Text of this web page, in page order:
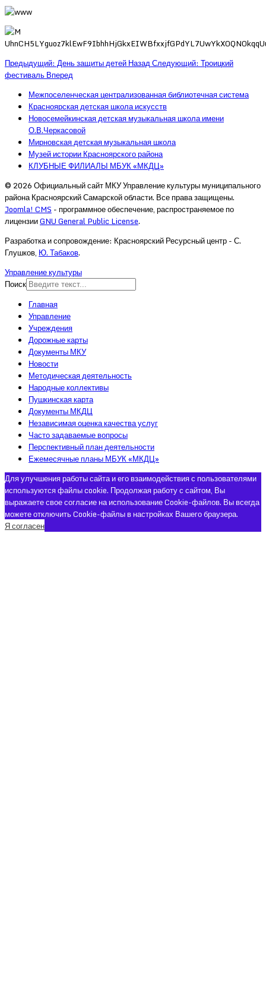
Предыдущий: День защиты детейНазадСледующий: Троицкий
фестивальВперед
Межпоселенческая централизованная библиотечная система
Красноярская детская школа искусств
Новосемейкинская детская музыкальная школа имени
О.В.Черкасовой
Мирновская детская музыкальная школа
Музей истории Красноярского района
КЛУБНЫЕ ФИЛИАЛЫ МБУК «МКДЦ»
© 2026 Официальный сайт МКУ Управление культуры муниципального
района Красноярский Самарской области. Все права защищены.
Joomla! CMS - программное обеспечение, распространяемое по
лицензииGNU General Public License.
Разработка и сопровождение: Красноярский Ресурсный центр - С.
Глушков, Ю. Табаков.
Управление культуры
Поиск
Главная
Управление
Учреждения
Дорожные карты
Документы МКУ
Новости
Методическая деятельность
Народные коллективы
Пушкинская карта
Документы МКДЦ
Независимая оценка качества услуг
Часто задаваемые вопросы
Перспективный план деятельности
Ежемесячные планы МБУК «МКДЦ»
Для улучшения работы сайта и его взаимодействия с пользователями
используются файлы cookie. Продолжая работу с сайтом, Вы
выражаете свое согласие на использование Cookie-файлов. Вы всегда
можете отключить Cookie-файлы в настройках Вашего браузера.
Я согласен